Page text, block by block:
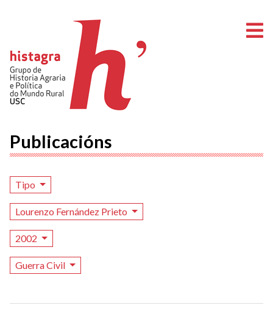
Publicacións
Tipo
Lourenzo Fernández Prieto
2002
Guerra Civil